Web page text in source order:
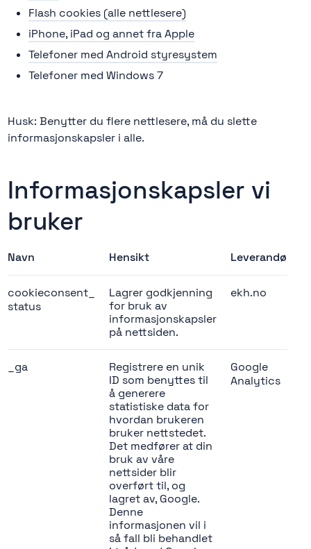
Flash cookies (alle nettlesere)
iPhone, iPad og annet fra Apple
Telefoner med Android styresystem
Telefoner med Windows 7
Husk: Benytter du flere nettlesere, må du slette
informasjonskapsler i alle.
Informasjonskapsler vi
bruker
Navn Hensikt Leverandør
cookieconsent_
status
Lagrer godkjenning
for bruk av
informasjonskapsler
på nettsiden.
ekh.no
_ga
Registrere en unik
ID som benyttes til
å generere
statistiske data for
hvordan brukeren
bruker nettstedet.
Det medfører at din
bruk av våre
nettsider blir
overført til, og
lagret av, Google.
Denne
informasjonen vil i
så fall bli behandlet
Google
Analytics